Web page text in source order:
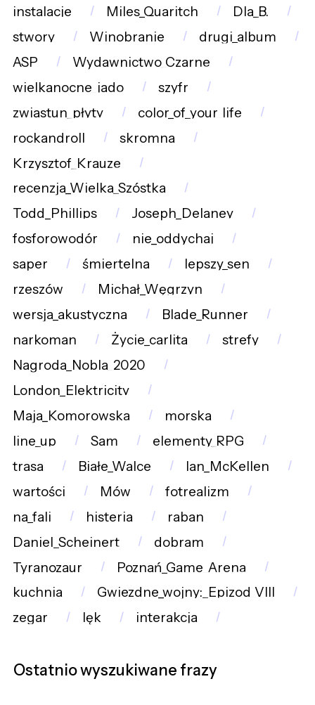
instalacje Miles_Quaritch
Dla_B.
stwory
Winobranie
drugi_album
ASP
Wydawnictwo_Czarne
wielkanocne_jado
szyfr
zwiastun_płyty
color_of_your_life
rockandroll
skromna
Krzysztof_Krauze
recenzja_Wielka_Szóstka
Todd_Phillips
Joseph_Delaney
fosforowodór
nie_oddychaj
saper
śmiertelna
lepszy_sen
rzeszów
Michał_Węgrzyn
wersja_akustyczna
Blade_Runner
narkoman
Życie_carlita
strefy
Nagroda_Nobla_2020
London_Elektricity
Maja_Komorowska
morska
line_up
Sam
elementy_RPG
trasa
Białe_Walce
Ian_McKellen
wartości
Mów
fotrealizm
na_fali
histeria
raban
Daniel_Scheinert
dobram
Tyranozaur
Poznań_Game_Arena
kuchnia
Gwiezdne_wojny:_Epizod_VIII
zegar
lęk interakcja
Ostatnio wyszukiwane frazy